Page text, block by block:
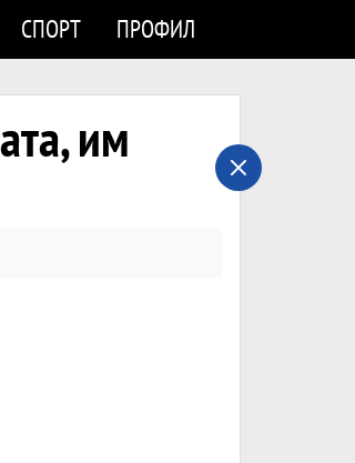
СПОРТ ПРОФИЛ
им